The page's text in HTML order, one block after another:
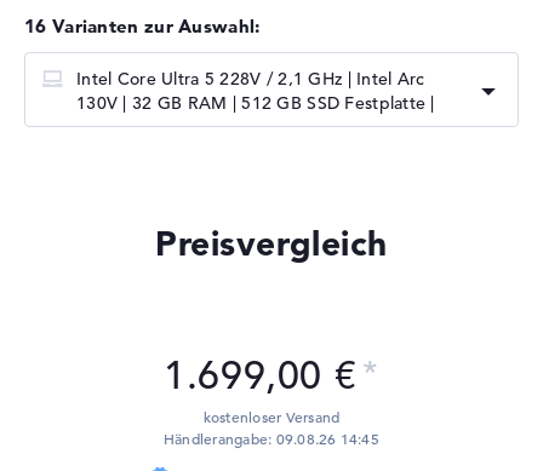
16 Varianten zur Auswahl:
Intel Core Ultra 5 228V / 2,1 GHz | Intel Arc
130V | 32 GB RAM | 512 GB SSD Festplatte |
Preisvergleich
1.699,00 €
kostenloser Versand
Händlerangabe: 09.08.26 14:45